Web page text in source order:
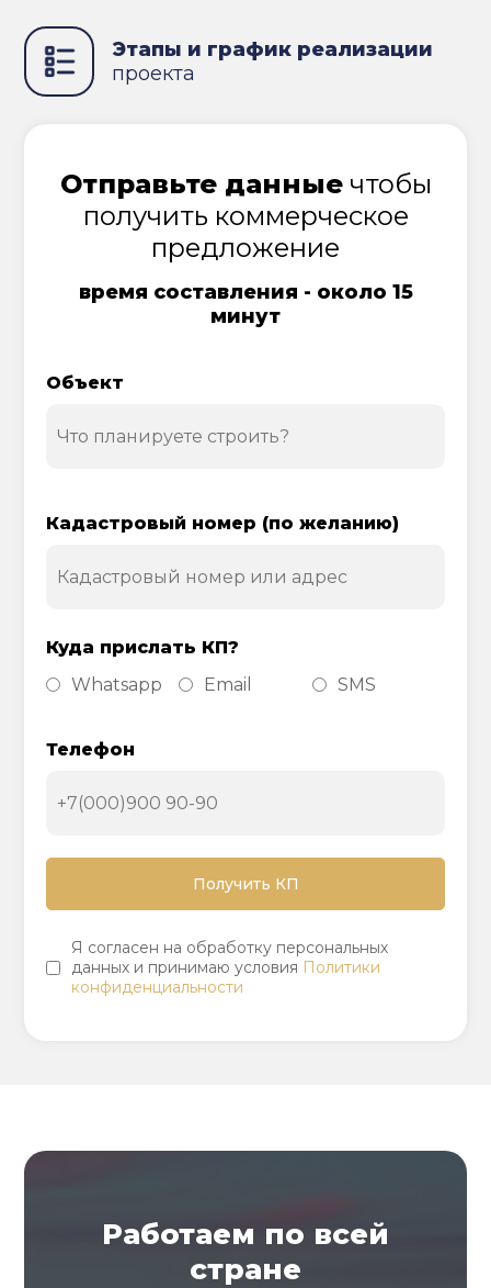
Этапы и график реализации
проекта
Отправьте данныечтобы
получить коммерческое
предложение
время составления - около 15
минут
Объект
Кадастровый номер (по желанию)
Куда прислать КП?
Whatsapp
Email SMS
Телефон
Я согласен на обработку персональных
данных и принимаю условия Политики
конфиденциальности
Работаем по всей
стране